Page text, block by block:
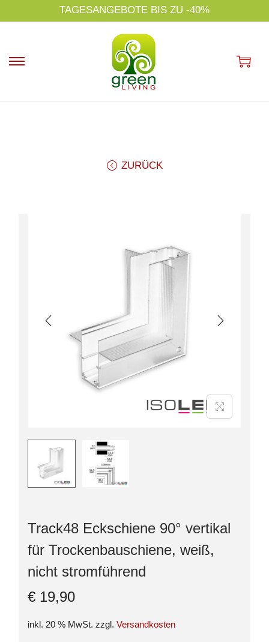
p
TAGESANGEBOTE BIS ZU -40%
ZURÜCK
Track48 Eckschiene 90° vertikal
für Trockenbauschiene, weiß,
nicht stromführend
€ 19,90
inkl. 20 % MwSt. zzgl. Versandkosten